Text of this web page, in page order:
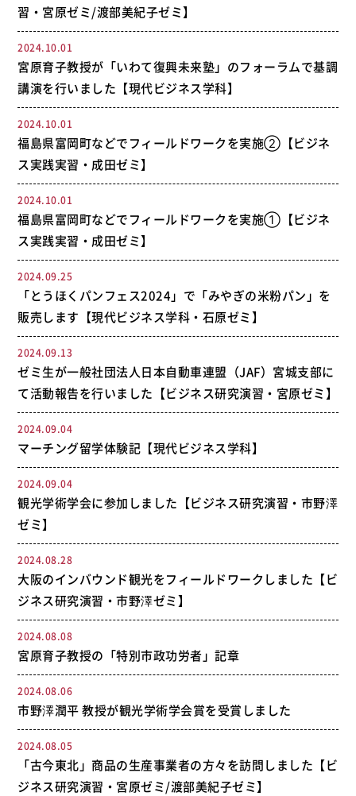
習・宮原ゼミ/渡部美紀子ゼミ】
2024.10.01
宮原育子教授が「いわて復興未来塾」のフォーラムで基調
講演を行いました【現代ビジネス学科】
2024.10.01
福島県富岡町などでフィールドワークを実施②【ビジネ
ス実践実習・成田ゼミ】
2024.10.01
福島県富岡町などでフィールドワークを実施①【ビジネ
ス実践実習・成田ゼミ】
2024.09.25
「とうほくパンフェス2024」で「みやぎの米粉パン」を
販売します【現代ビジネス学科・石原ゼミ】
2024.09.13
ゼミ生が一般社団法人日本自動車連盟（JAF）宮城支部に
て活動報告を行いました【ビジネス研究演習・宮原ゼミ】
2024.09.04
マーチング留学体験記【現代ビジネス学科】
2024.09.04
観光学術学会に参加しました【ビジネス研究演習・市野澤
ゼミ】
2024.08.28
大阪のインバウンド観光をフィールドワークしました【ビ
ジネス研究演習・市野澤ゼミ】
2024.08.08
宮原育子教授の「特別市政功労者」記章
2024.08.06
市野澤潤平 教授が観光学術学会賞を受賞しました
2024.08.05
「古今東北」商品の生産事業者の方々を訪問しました【ビ
ジネス研究演習・宮原ゼミ/渡部美紀子ゼミ】